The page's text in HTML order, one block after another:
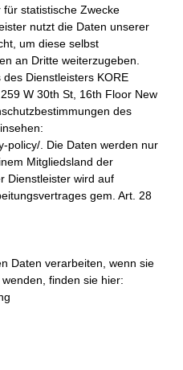
statistische Zwecke
nutzt die Daten unserer
um diese selbst
an Dritte weiterzugeben.
Dienstleisters KORE
W 30th St, 16th Floor New
des
policy/. Die Daten werden nur
Mitgliedsland der
Dienstleister wird auf
gem. Art. 28
Daten verarbeiten, wenn sie
finden sie hier: